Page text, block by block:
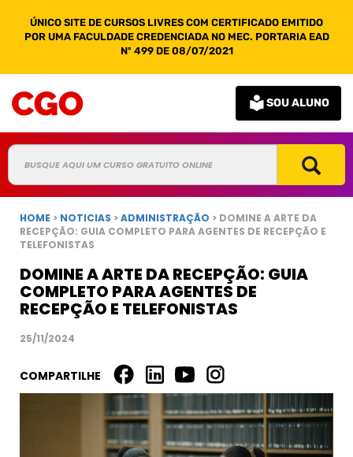
ÚNICO SITE DE CURSOS LIVRES COM CERTIFICADO EMITIDO
POR UMA FACULDADE CREDENCIADA NO MEC. PORTARIA EAD
Nº 499 DE 08/07/2021
SOU ALUNO
HOME > NOTICIAS >ADMINISTRAÇÃO > DOMINE A ARTE DA
RECEPÇÃO: GUIA COMPLETO PARA AGENTES DE RECEPÇÃO E
TELEFONISTAS
DOMINE A ARTE DA RECEPÇÃO: GUIA
COMPLETO PARA AGENTES DE
RECEPÇÃO E TELEFONISTAS
25/11/2024
COMPARTILHE